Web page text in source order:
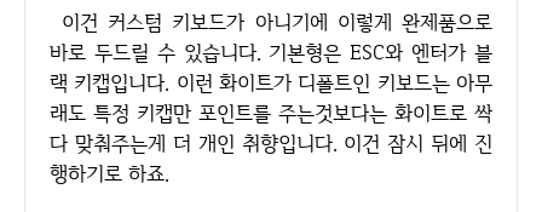
이건 커스텀 키보드가 아니기에 이렇게 완제품으로
바로 두드릴 수 있습니다. 기본형은 ESC와 엔터가 블
랙 키캡입니다. 이런 화이트가 디폴트인 키보드는 아무
래도 특정 키캡만 포인트를 주는것보다는 화이트로 싹
다 맞춰주는게 더 개인 취향입니다. 이건 잠시 뒤에 진
행하기로 하죠.